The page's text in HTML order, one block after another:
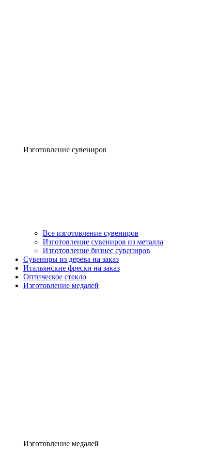
Изготовление сувениров
Все изготовление сувениров
Изготовление сувениров из металла
Изготовление бизнес сувениров
Сувениры из дерева на заказ
Итальянские фрески на заказ
Оптическое стекло
Изготовление медалей
Изготовление медалей